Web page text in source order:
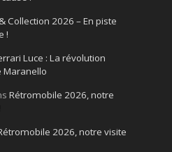
Collection 2026 – En piste
!
Luce : La révolution
Maranello
Rétromobile 2026, notre
2026, notre visite